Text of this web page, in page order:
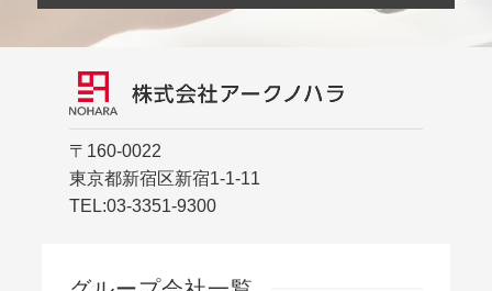
〒160-0022
東京都新宿区新宿1-1-11
TEL:03-3351-9300